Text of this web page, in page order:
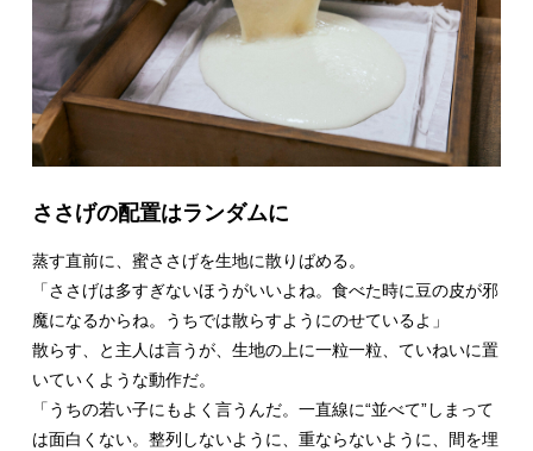
ささげの配置はランダムに
蒸す直前に、蜜ささげを生地に散りばめる。
「ささげは多すぎないほうがいいよね。食べた時に豆の皮が邪
魔になるからね。うちでは散らすようにのせているよ」
散らす、と主人は言うが、生地の上に一粒一粒、ていねいに置
いていくような動作だ。
「うちの若い子にもよく言うんだ。一直線に“並べて”しまって
は面白くない。整列しないように、重ならないように、間を埋